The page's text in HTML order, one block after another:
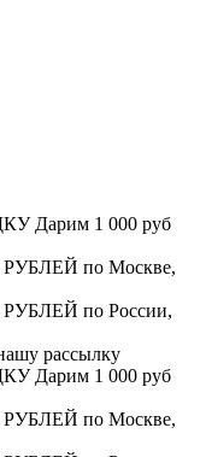
Дарим 1 000 руб
по Москве,
по России,
рассылку
Дарим 1 000 руб
по Москве,